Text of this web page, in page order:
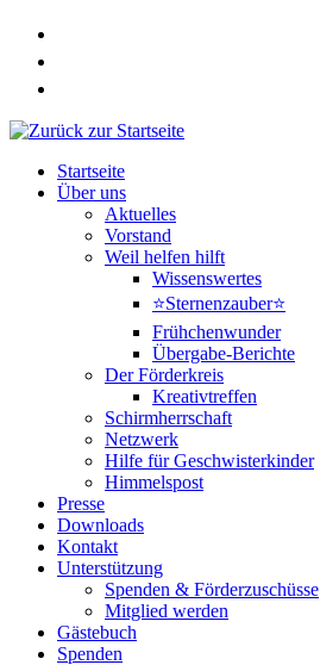
Zum
springen
Startseite
Über uns
Aktuelles
Vorstand
Weil helfen hilft
Wissenswertes
⭐Sternenzauber⭐
Frühchenwunder
Übergabe-Berichte
Der Förderkreis
Kreativtreffen
Schirmherrschaft
Netzwerk
Hilfe für Geschwisterkinder
Himmelspost
Presse
Downloads
Kontakt
Unterstützung
Spenden & Förderzuschüsse
Mitglied werden
Gästebuch
Spenden